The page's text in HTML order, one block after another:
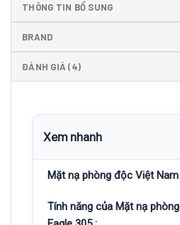
THÔNG TIN BỔ SUNG
BRAND
ĐÁNH GIÁ (4)
Xem nhanh
Mặt nạ phòng độc Việt
Tính năng của Mặt nạ